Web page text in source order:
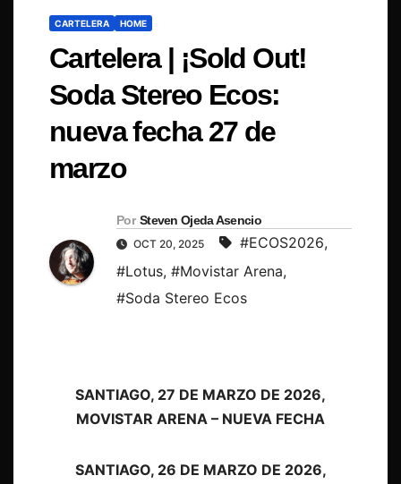
CARTELERA HOME
Cartelera | ¡Sold Out!
Soda Stereo Ecos:
nueva fecha 27 de
marzo
Por Steven Ojeda Asencio
OCT 20, 2025 #ECOS2026,
#Lotus, #Movistar Arena,
#Soda Stereo Ecos
SANTIAGO, 27 DE MARZO DE 2026,
MOVISTAR ARENA – NUEVA FECHA
SANTIAGO, 26 DE MARZO DE 2026,